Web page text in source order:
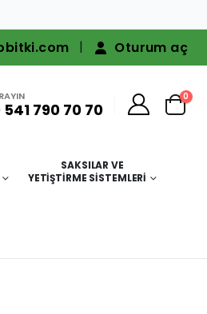
Oturum aç
541 790 70 70
0
SAKSILAR VE
YETIŞTIRME SISTEMLERI